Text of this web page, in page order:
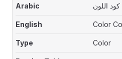
كود اللون
Color
Color